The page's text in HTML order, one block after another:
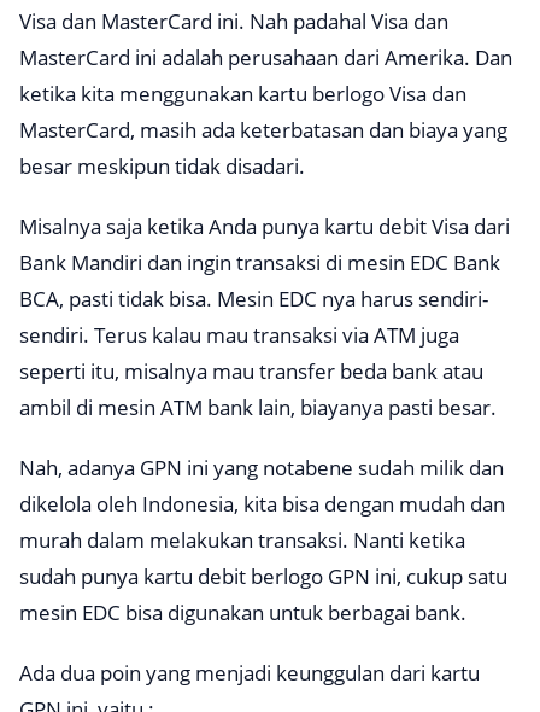
Visa dan MasterCard ini. Nah padahal Visa dan
MasterCard ini adalah perusahaan dari Amerika. Dan
ketika kita menggunakan kartu berlogo Visa dan
MasterCard, masih ada keterbatasan dan biaya yang
besar meskipun tidak disadari.
Misalnya saja ketika Anda punya kartu debit Visa dari
Bank Mandiri dan ingin transaksi di mesin EDC Bank
BCA, pasti tidak bisa. Mesin EDC nya harus sendiri-
sendiri. Terus kalau mau transaksi via ATM juga
seperti itu, misalnya mau transfer beda bank atau
ambil di mesin ATM bank lain, biayanya pasti besar.
Nah, adanya GPN ini yang notabene sudah milik dan
dikelola oleh Indonesia, kita bisa dengan mudah dan
murah dalam melakukan transaksi. Nanti ketika
sudah punya kartu debit berlogo GPN ini, cukup satu
mesin EDC bisa digunakan untuk berbagai bank.
Ada dua poin yang menjadi keunggulan dari kartu